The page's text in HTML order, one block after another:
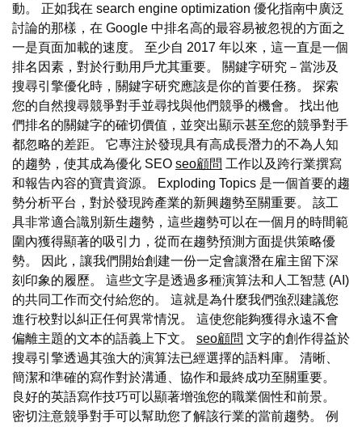
動。 正如我在 search engine optimization 優化指南中廣泛
討論的那樣，在 Google 中排名高的最容易被忽視的方面之
一是頁面加載的速度。 至少自 2017 年以來，這一直是一個
排名因素，對於行動用戶尤其重要。 關鍵字研究－當涉及
搜尋引擎優化時，關鍵字研究應該是你的首要任務。 探索
您的自然搜尋競爭對手並尋找與他們競爭的機會。 找出他
們排名的關鍵字的確切價值，並突出顯示甚至您的競爭對手
都忽略的差距。 它專注於發現具有高成長潛力的不為人知
的趨勢，使其成為優化 SEO seo顧問 工作以及跨行業撰寫
和報告內容的寶貴資源。 Exploding Topics 是一個首要的趨
勢分析平台，對於發現跨產業的新興趨勢至關重要。 該工
具非常適合識別新生趨勢，這些趨勢可以在一個月的時間範
圍內獲得顯著的吸引力，從而在趨勢預測方面提供策略優
勢。 因此，讓我們開始創建一份一定會讓潛在雇主留下深
刻印象的履歷。 這些文字是透過多種演算法和人工智慧 (AI)
的共同工作而交付給您的。 這就是為什麼我們強烈建議您
進行校對以糾正任何異常情況。 這使您能夠獲得永遠不會
偏離主題的文本的語義上下文。 seo顧問 文字的創作得益於
搜尋引擎透過其強大的演算法已經選擇的語料庫。 清晰、
簡潔和準確的寫作對於溝通、協作和最終成功至關重要。
良好的英語寫作技巧可以顯著增強您的職業個性和前景。
密切注意競爭對手可以幫助您了解該行業的當前趨勢。 例